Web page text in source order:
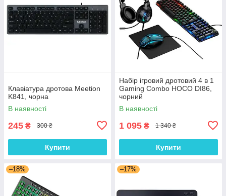
Клавіатура дротова Meetion
K841, чорна
В наявності
245 ₴ 300 ₴
Купити
Набір ігровий дротовий 4 в 1
Gaming Combo HOCO DI86,
чорний
В наявності
1 095 ₴ 1 340 ₴
Купити
–18% –17%